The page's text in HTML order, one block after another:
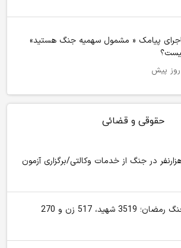
پیامک « مشمول سهمیه جنگ هستید»
حقوقی و قضائی
20هزارنفر در جنگ از خدمات وکالتی/برگزاری آزمون
آمار شهدای جنگ رمضان؛ 3519 شهید، 517 زن و 270